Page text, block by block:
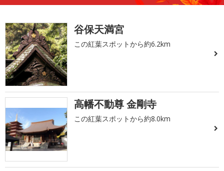
谷保天満宮
この紅葉スポットから約6.2km
高幡不動尊 金剛寺
この紅葉スポットから約8.0km